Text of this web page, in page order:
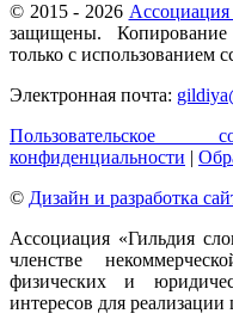
© 2015 - 2026
защищены.
только с использованием
Электронная почта:
Пользовательское
конфиденциальности |
© Дизайн и разработка
Ассоциация «Гильдия
членстве
физических и
интересов для